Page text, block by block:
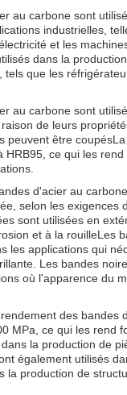
au carbone sont
industrielles,
et les
dans la
tels que les
au carbone sont
de leurs
peuvent être
HRB95, ce qui les rend
d'acier au
selon les exigences
sont utilisées en
et à la rouilleLes
les applications qui
Les bandes
où l'apparence du
des bandes
MPa, ce qui les rend
la production de
également utilisés
la production de